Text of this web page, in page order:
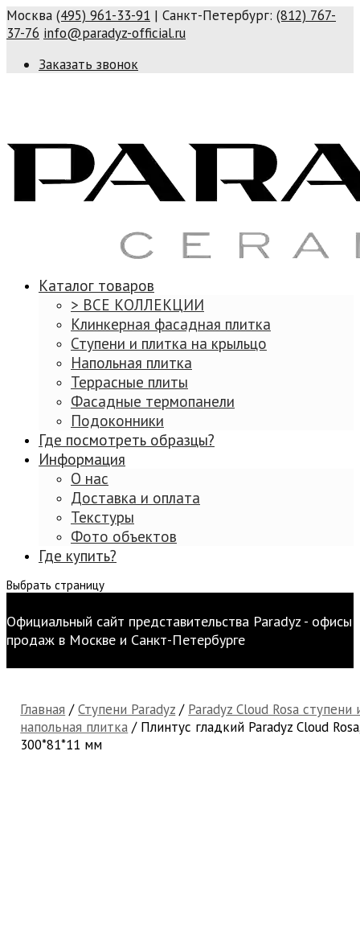
Москва (495) 961-33-91 | Санкт-Петербург: (812) 767-
37-76 info@paradyz-official.ru
Заказать звонок
Каталог товаров
> ВСЕ КОЛЛЕКЦИИ
Клинкерная фасадная плитка
Ступени и плитка на крыльцо
Напольная плитка
Террасные плиты
Фасадные термопанели
Подоконники
Где посмотреть образцы?
Информация
О нас
Доставка и оплата
Текстуры
Фото объектов
Где купить?
Выбрать страницу
Официальный сайт представительства Paradyz - офисы
продаж в Москве и Санкт-Петербурге
Главная /Ступени Paradyz / Paradyz Cloud Rosa ступени
напольная плитка / Плинтус гладкий Paradyz Cloud
300*81*11 мм